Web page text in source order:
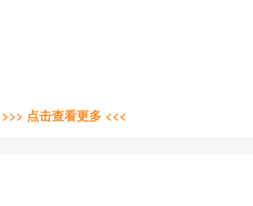
;
>>> 点击查看更多 <<<